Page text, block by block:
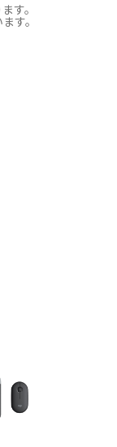
す。
す。